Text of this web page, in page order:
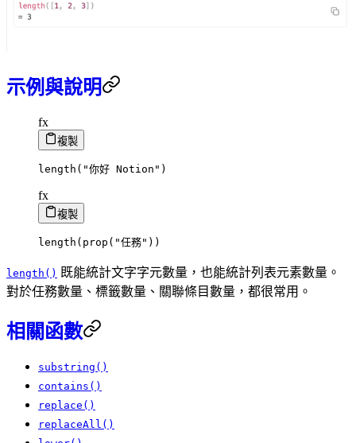
示例與說明
fx
複製
length ( "你好 Notion" )
fx
複製
length ( prop ( "任務" ) )
length() 既能統計文字字元數量，也能統計列表元素數量。
對於任務數量、標籤數量、關聯條目數量，都很常用。
相關函數
substring()
contains()
replace()
replaceAll()